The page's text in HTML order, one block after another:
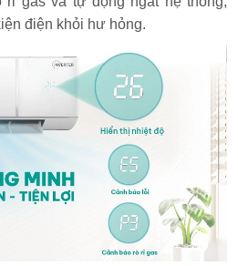
điện khỏi hư hỏng.